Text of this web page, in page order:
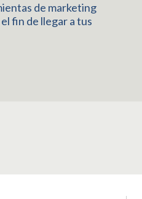
de marketing
fin de llegar a tus